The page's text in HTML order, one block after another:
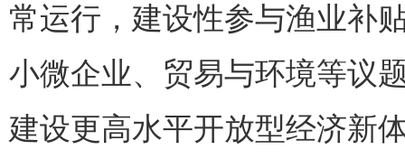
常运行，建设性参与渔业补
小微企业、贸易与环境等议
建设更高水平开放型经济新